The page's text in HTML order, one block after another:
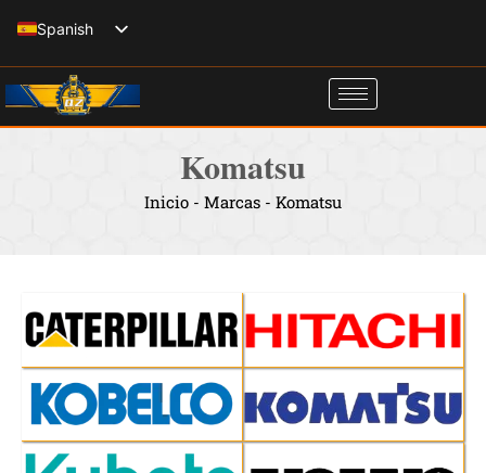
contenido
Spanish
English
Italian
Komatsu
Inicio - Marcas - Komatsu